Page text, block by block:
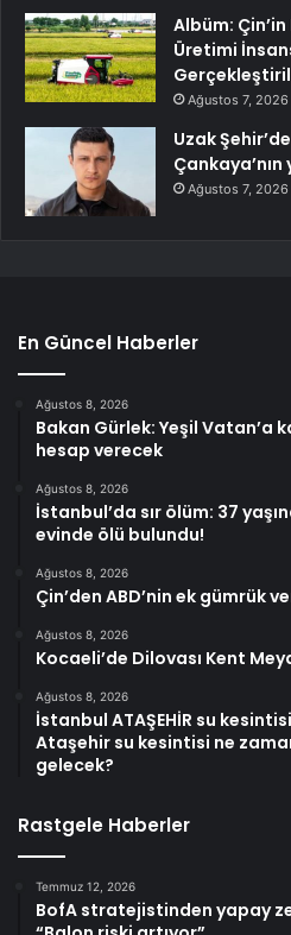
Albüm:
Üretimi
Ağustos 7, 2026
Uzak
Ağustos 7, 2026
En Güncel Haberler
Ağustos 8, 2026
Bakan Gürlek: Yeşil Vatan’a
hesap verecek
Ağustos 8, 2026
İstanbul’da sır ölüm: 37
evinde ölü bulundu!
Ağustos 8, 2026
Çin’den ABD’nin ek gümrük
Ağustos 8, 2026
Kocaeli’de Dilovası Kent
Ağustos 8, 2026
İstanbul ATAŞEHİR su
Ataşehir su kesintisi ne
gelecek?
Rastgele Haberler
Temmuz 12, 2026
BofA stratejistinden yapay